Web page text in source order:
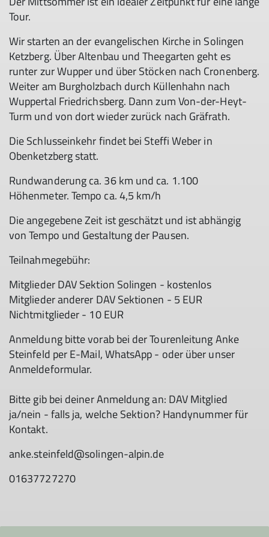
Tour.
Wir starten an der evangelischen Kirche in Solingen
Ketzberg. Über Altenbau und Theegarten geht es
runter zur Wupper und über Stöcken nach Cronenberg.
Weiter am Burgholzbach durch Küllenhahn nach
Wuppertal Friedrichsberg. Dann zum Von-der-Heyt-
Turm und von dort wieder zurück nach Gräfrath.
Die Schlusseinkehr findet bei Steffi Weber in
Obenketzberg statt.
Rundwanderung ca. 36 km und ca. 1.100
Höhenmeter. Tempo ca. 4,5 km/h
Die angegebene Zeit ist geschätzt und ist abhängig
von Tempo und Gestaltung der Pausen.
Teilnahmegebühr:
Mitglieder DAV Sektion Solingen - kostenlos
Mitglieder anderer DAV Sektionen - 5 EUR
Nichtmitglieder - 10 EUR
Anmeldung bitte vorab bei der Tourenleitung Anke
Steinfeld per E-Mail, WhatsApp - oder über unser
Anmeldeformular.
Bitte gib bei deiner Anmeldung an: DAV Mitglied
ja/nein - falls ja, welche Sektion? Handynummer für
Kontakt.
anke.steinfeld@solingen-alpin.de
01637727270